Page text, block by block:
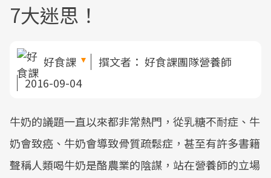
7大迷思！
好食課 撰文者： 好食課團隊營養師
2016-09-04
牛奶的議題一直以來都非常熱門，從乳糖不耐症、牛
奶會致癌、牛奶會導致骨質疏鬆症，甚至有許多書籍
聲稱人類喝牛奶是酪農業的陰謀，站在營養師的立場